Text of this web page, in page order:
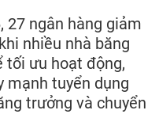
27 ngân hàng giảm
nhiều nhà băng
tối ưu hoạt động,
mạnh tuyển dụng
trưởng và chuyển